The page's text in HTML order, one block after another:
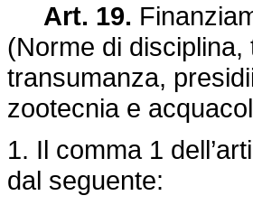
Art. 19.
(Norme di
transumanza,
zootecnia e
1. Il comma 1
dal seguente: